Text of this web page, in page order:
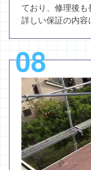
ており、修理後も
詳しい保証の内容
08